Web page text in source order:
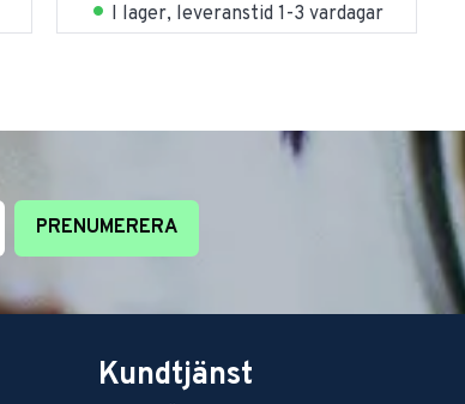
I lager, leveranstid 1-3 vardagar
PRENUMERERA
Kundtjänst